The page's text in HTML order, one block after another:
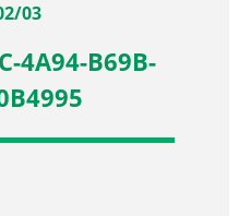
03
4A94-B69B-